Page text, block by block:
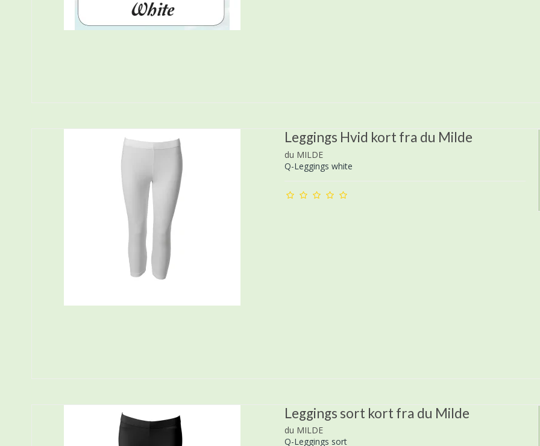
Leggings Hvid kort fra du Milde
du MILDE
Q-Leggings white
Leggings sort kort fra du Milde
du MILDE
Q-Leggings sort